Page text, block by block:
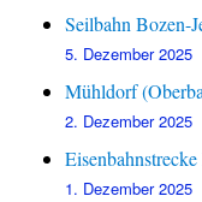
Seilbahn Bozen-
5. Dezember 2025
Mühldorf
2. Dezember 2025
1. Dezember 2025